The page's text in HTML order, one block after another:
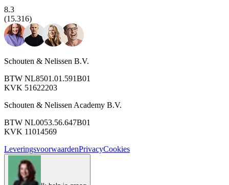
8.3
(15.316)
Schouten & Nelissen B.V.
BTW NL8501.01.591B01
KVK 51622203
Schouten & Nelissen Academy B.V.
BTW NL0053.56.647B01
KVK 11014569
LeveringsvoorwaardenPrivacyCookies